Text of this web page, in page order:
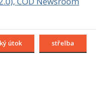
útok střelba